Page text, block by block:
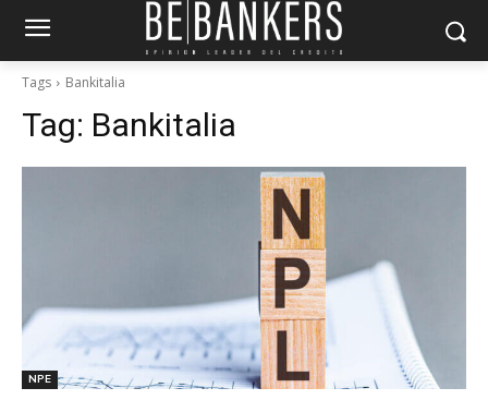
Tags Bankitalia
Tag: Bankitalia
NPE